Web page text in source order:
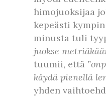
himojuoksijaa
kepeästi
minusta tuli
juokse
tuumii, että
käydä pienellä
yhden